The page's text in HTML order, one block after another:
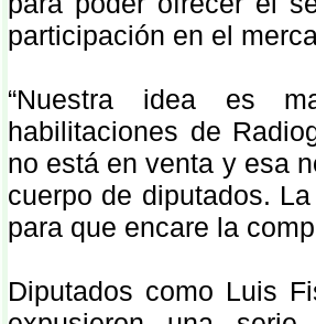
participación en el
“Nuestra idea es
habilitaciones de
no está en venta y esa
cuerpo de diputados.
para que encare la
Diputados como Luis